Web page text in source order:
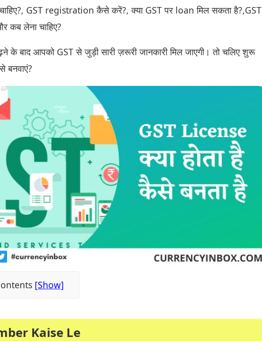
GST registration कैसे करें?, क्या GST पर loan मिल सकता है?,GST
कब लेना चाहिए?
के बाद आपको GST से जुड़ी सारी ज़रूरी जानकारी मिल जाएगी। तो चलिए शुरू
बनवाएं?
Kaise Le